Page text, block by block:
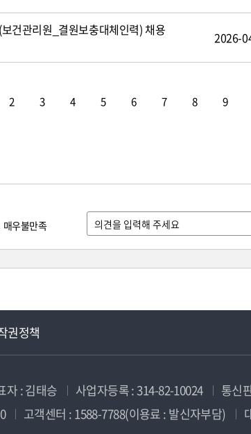
건관리원_결원보충대체인력) 채용
2026-
2 3 4 5 6 7 8 9
매우불만족
권정책
자 : 김태승 사업자등록 : 314-82-10024
통신
고객센터 : 1588-7788(이용료 : 발신자부담)